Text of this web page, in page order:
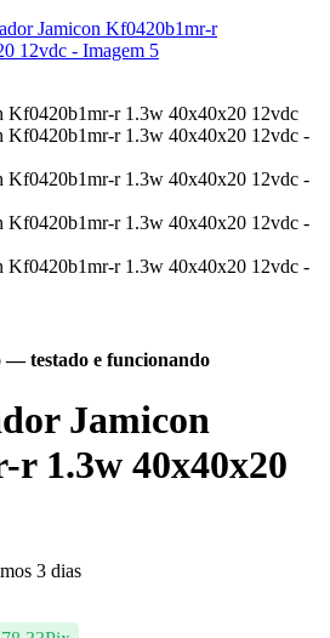
— testado e funcionando
Jamicon
1.3w 40x40x20
3 dias